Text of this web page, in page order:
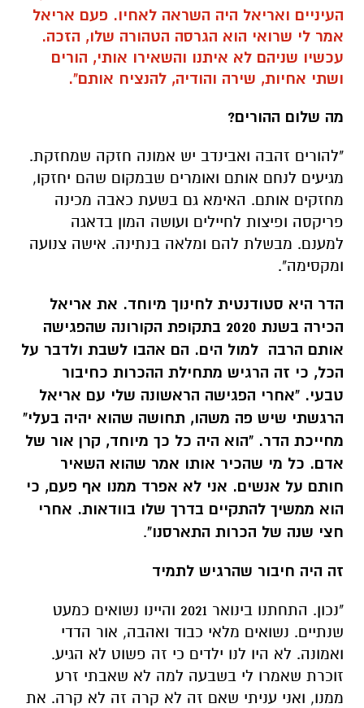
העיניים ואריאל היה השראה לאחיו. פעם אריאל
אמר לי שרואי הוא הגרסה הטהורה שלו, הזכה.
עכשיו שניהם לא איתנו והשאירו אותי, הורים
ושתי אחיות, שירה והודיה, להנציח אותם".
מה שלום ההורים?
"להורים זהבה ואבינדב יש אמונה חזקה שמחזקת.
מגיעים לנחם אותם ואומרים שבמקום שהם יחזקו,
מחזקים אותם. האימא גם בשעת כאבה מכינה
פריקסה ופיצות לחיילים ועושה המון בדאגה
למענם. מבשלת להם ומלאה בנתינה. אישה צנועה
ומקסימה".
הדר היא סטודנטית לחינוך מיוחד. את אריאל
הכירה בשנת 2020 בתקופת הקורונה שהפגישה
אותם הרבה למול הים. הם אהבו לשבת ולדבר על
הכל, כי זה הרגיש מתחילת ההכרות כחיבור
טבעי. "אחרי הפגישה הראשונה שלי עם אריאל
הרגשתי שיש פה משהו, תחושה שהוא יהיה בעלי"
מחייכת הדר. "הוא היה כל כך מיוחד, קרן אור של
אדם. כל מי שהכיר אותו אמר שהוא השאיר
חותם על אנשים. אני לא אפרד ממנו אף פעם, כי
הוא ממשיך להתקיים בדרך שלו בוודאות. אחרי
חצי שנה של הכרות התארסנו".
זה היה חיבור שהרגיש לתמיד
"נכון. התחתנו בינואר 2021 והיינו נשואים כמעט
שנתיים. נשואים מלאי כבוד ואהבה, אור הדדי
ואמונה. לא היו לנו ילדים כי זה פשוט לא הגיע.
זוכרת שאמרו לי בשבעה למה לא שאבתי זרע
ממנו, ואני עניתי שאם זה לא קרה זה לא קרה. את